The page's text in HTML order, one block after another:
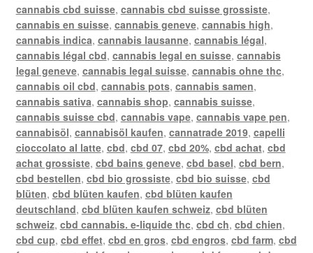
cannabis cbd suisse, cannabis cbd suisse grossiste,
cannabis en suisse, cannabis geneve, cannabis high,
cannabis indica, cannabis lausanne, cannabis légal,
cannabis légal cbd, cannabis legal en suisse, cannabis
legal geneve, cannabis legal suisse, cannabis ohne thc,
cannabis oil cbd, cannabis pots, cannabis samen,
cannabis sativa, cannabis shop, cannabis suisse,
cannabis suisse cbd, cannabis vape, cannabis vape pen,
cannabisöl, cannabisöl kaufen, cannatrade 2019, capelli
cioccolato al latte, cbd, cbd 07, cbd 20%, cbd achat, cbd
achat grossiste, cbd bains geneve, cbd basel, cbd bern,
cbd bestellen, cbd bio grossiste, cbd bio suisse, cbd
blüten, cbd blüten kaufen, cbd blüten kaufen
deutschland, cbd blüten kaufen schweiz, cbd blüten
schweiz, cbd cannabis. e-liquide thc, cbd ch, cbd chien,
cbd cup, cbd effet, cbd en gros, cbd engros, cbd farm, cbd